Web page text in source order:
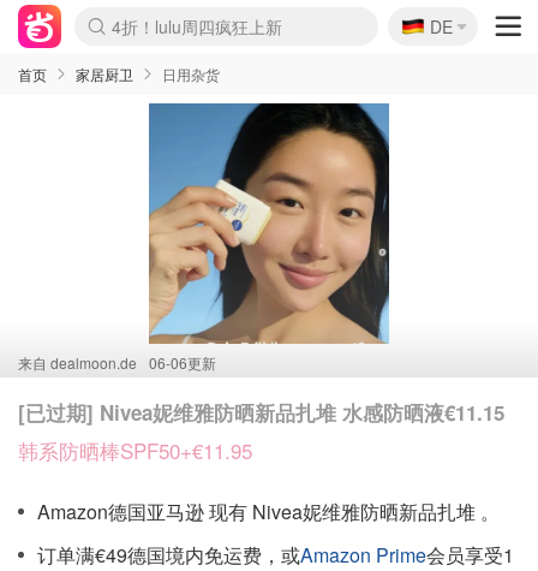
Boticinal 夏促开抢！
4折！lulu周四疯狂上新
还没结束！&OtherStories大促
Joybuy变相75折 随时失效
速领！Stanley独家85折
疑似霸哥！Camper额外叠85折
Zalando 奥莱闪促！每日更新
Moncler反季囤！5折起+叠9折
Coach Brooklyn仅€192
🇩🇪
DE
首页 家居厨卫 日用杂货
来自 dealmoon.de 06-06更新
[已过期] Nivea妮维雅防晒新品扎堆 水感防晒液€11.15
韩系防晒棒SPF50+€11.95
Amazon德国亚马逊 现有 Nivea妮维雅防晒新品扎堆 。
订单满€49德国境内免运费，或Amazon Prime会员享受1